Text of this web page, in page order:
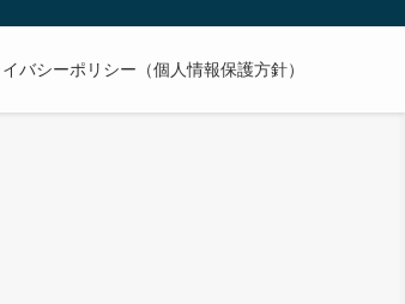
バシーポリシー（個人情報保護方針）